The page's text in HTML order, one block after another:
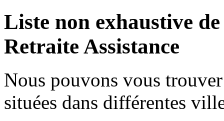
Liste non exhaustive
Retraite Assistance
Nous pouvons vous
situées dans différentes